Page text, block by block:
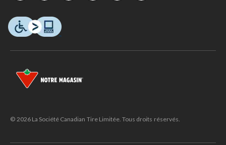
© 2026 La Société Canadian Tire Limitée. Tous droits réservés.